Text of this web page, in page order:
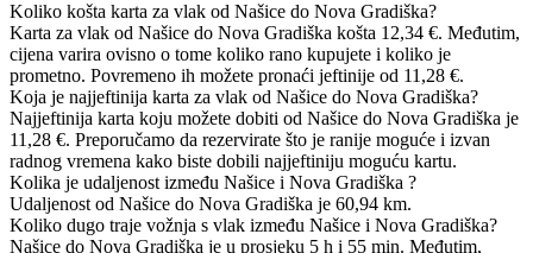
Koliko košta karta za vlak od Našice do Nova Gradiška?
Karta za vlak od Našice do Nova Gradiška košta 12,34 €. Međutim,
cijena varira ovisno o tome koliko rano kupujete i koliko je
prometno. Povremeno ih možete pronaći jeftinije od 11,28 €.
Koja je najjeftinija karta za vlak od Našice do Nova Gradiška?
Najjeftinija karta koju možete dobiti od Našice do Nova Gradiška je
11,28 €. Preporučamo da rezervirate što je ranije moguće i izvan
radnog vremena kako biste dobili najjeftiniju moguću kartu.
Kolika je udaljenost između Našice i Nova Gradiška ?
Udaljenost od Našice do Nova Gradiška je 60,94 km.
Koliko dugo traje vožnja s vlak između Našice i Nova Gradiška?
Našice do Nova Gradiška je u prosjeku 5 h i 55 min. Međutim,